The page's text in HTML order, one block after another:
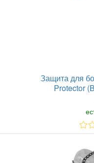
Защита для
Protector